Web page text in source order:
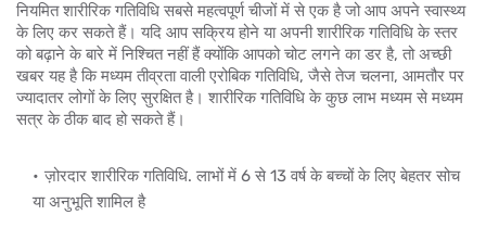
नियमित शारीरिक गतिविधि सबसे महत्वपूर्ण चीजों में से एक है जो आप अपने स्वास्थ्य
के लिए कर सकते हैं। यदि आप सक्रिय होने या अपनी शारीरिक गतिविधि के स्तर
को बढ़ाने के बारे में निश्चित नहीं हैं क्योंकि आपको चोट लगने का डर है, तो अच्छी
खबर यह है कि मध्यम तीव्रता वाली एरोबिक गतिविधि, जैसे तेज चलना, आमतौर पर
ज्यादातर लोगों के लिए सुरक्षित है। शारीरिक गतिविधि के कुछ लाभ मध्यम से मध्यम
सत्र के ठीक बाद हो सकते हैं।
ज़ोरदार शारीरिक गतिविधि. लाभों में 6 से 13 वर्ष के बच्चों के लिए बेहतर सोच
या अनुभूति शामिल है